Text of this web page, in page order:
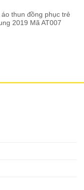
áo thun đồng phục trẻ
2019 Mã AT007